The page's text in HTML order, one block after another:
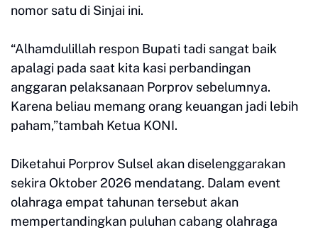
nomor satu di Sinjai ini.
“Alhamdulillah respon Bupati tadi sangat baik
apalagi pada saat kita kasi perbandingan
anggaran pelaksanaan Porprov sebelumnya.
Karena beliau memang orang keuangan jadi lebih
paham,”tambah Ketua KONI.
Diketahui Porprov Sulsel akan diselenggarakan
sekira Oktober 2026 mendatang. Dalam event
olahraga empat tahunan tersebut akan
mempertandingkan puluhan cabang olahraga